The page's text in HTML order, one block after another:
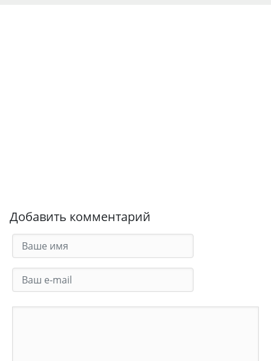
Добавить комментарий